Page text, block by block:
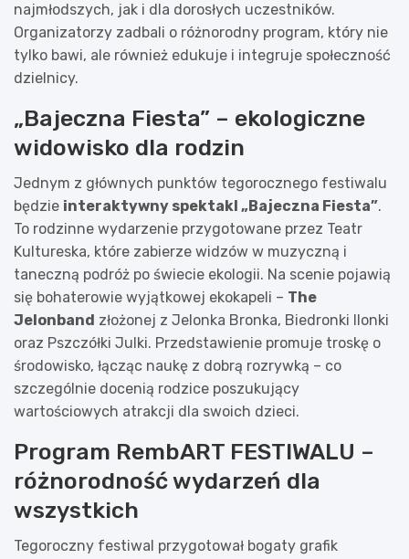
najmłodszych, jak i dla dorosłych uczestników.
Organizatorzy zadbali o różnorodny program, który nie
tylko bawi, ale również edukuje i integruje społeczność
dzielnicy.
„Bajeczna Fiesta” – ekologiczne
widowisko dla rodzin
Jednym z głównych punktów tegorocznego festiwalu
będzie interaktywny spektakl „Bajeczna Fiesta”.
To rodzinne wydarzenie przygotowane przez Teatr
Kultureska, które zabierze widzów w muzyczną i
taneczną podróż po świecie ekologii. Na scenie pojawią
się bohaterowie wyjątkowej ekokapeli – The
Jelonband złożonej z Jelonka Bronka, Biedronki Ilonki
oraz Pszczółki Julki. Przedstawienie promuje troskę o
środowisko, łącząc naukę z dobrą rozrywką – co
szczególnie docenią rodzice poszukujący
wartościowych atrakcji dla swoich dzieci.
Program RembART FESTIWALU –
różnorodność wydarzeń dla
wszystkich
Tegoroczny festiwal przygotował bogaty grafik